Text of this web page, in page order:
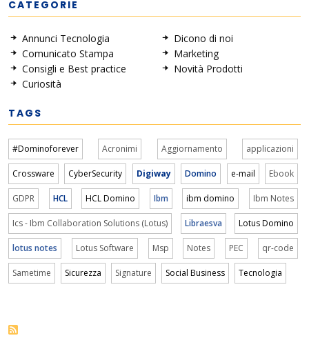
CATEGORIE
Annunci Tecnologia
Comunicato Stampa
Consigli e Best practice
Curiosità
Dicono di noi
Marketing
Novità Prodotti
TAGS
#Dominoforever Acronimi Aggiornamento applicazioni
Crossware CyberSecurity Digiway Domino e-mail Ebook
GDPR HCL HCL Domino Ibm ibm domino Ibm Notes
Ics - Ibm Collaboration Solutions (Lotus) Libraesva Lotus Domino
lotus notes Lotus Software Msp Notes PEC qr-code
Sametime Sicurezza Signature Social Business Tecnologia